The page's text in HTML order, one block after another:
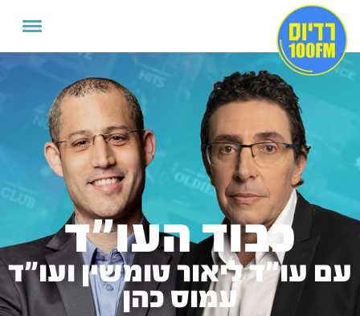
כבוד העו"ד
עם עו"ד ליאור טומשין ועו"ד
עמוס כהן